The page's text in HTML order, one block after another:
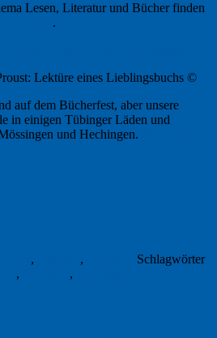
Lesen, Literatur und Bücher finden
.
Lektüre eines Lieblingsbuchs ©
auf dem Bücherfest, aber unsere
in einigen Tübinger Läden und
und Hechingen.
, ,
Schlagwörter
, ,